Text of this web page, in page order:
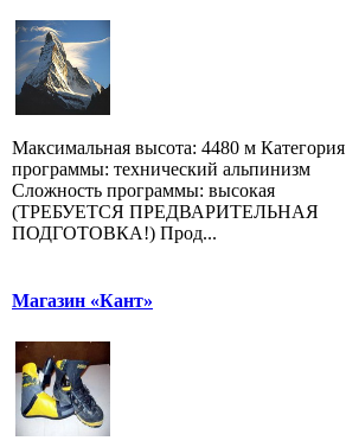
Максимальная высота: 4480 м Категория
программы: технический альпинизм
Сложность программы: высокая
(ТРЕБУЕТСЯ ПРЕДВАРИТЕЛЬНАЯ
ПОДГОТОВКА!) Прод...
Магазин «Кант»